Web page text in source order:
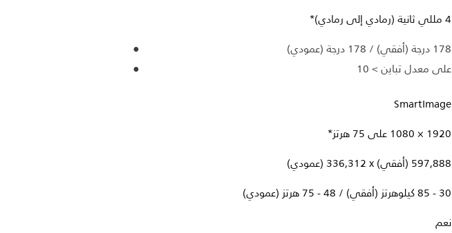
4 مللي ثانية (رمادي إلى رمادي)*
178 درجة (أفقي) / 178 درجة (عمودي)
على معدل تباين > 10
SmartImage
1920‏ × 1080 على 75 هرتز*
597,888 (أفقي) x‏ 336,312 (عمودي)
30 - 85 كيلوهرتز (أفقي) / 48 - 75 هرتز (عمودي)
نعم